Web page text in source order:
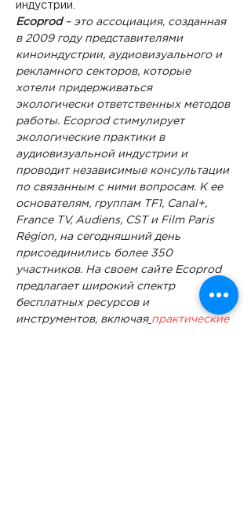
индустрии.
Ecoprod – это ассоциация, созданная
в 2009 году представителями
киноиндустрии, аудиовизуального и
рекламного секторов, которые
хотели придерживаться
экологически ответственных методов
работы. Ecoprod стимулирует
экологические практики в
аудиовизуальной индустрии и
проводит независимые консультации
по связанным с ними вопросам. К ее
основателям, группам TF1, Canal+,
France TV, Audiens, CST и Film Paris
Région, на сегодняшний день
присоединились более 350
участников. На своем сайте Ecoprod
предлагает широкий спектр
бесплатных ресурсов и
инструментов, включая практические